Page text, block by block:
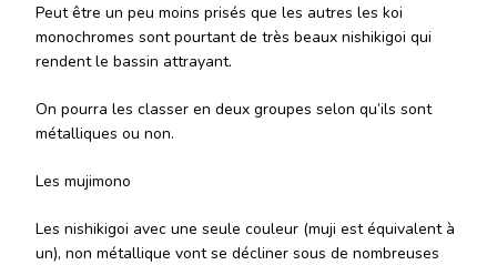
Peut être un peu moins prisés que les autres les koi
monochromes sont pourtant de très beaux nishikigoi qui
rendent le bassin attrayant.
On pourra les classer en deux groupes selon qu’ils sont
métalliques ou non.
Les mujimono
Les nishikigoi avec une seule couleur (muji est équivalent à
un), non métallique vont se décliner sous de nombreuses